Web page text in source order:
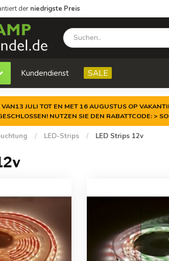
der niedrigste Preis
Kundendienst SALE
JULI TOT EN MET 16 AUGUSTUS OP
NUTZEN SIE DEN RABATTCODE: >
/ LED-Strips / LED Strips 12v